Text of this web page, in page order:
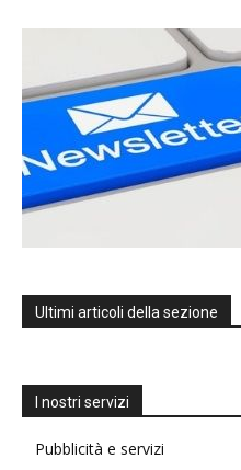
Ultimi articoli della sezione
I nostri servizi
Pubblicità e servizi